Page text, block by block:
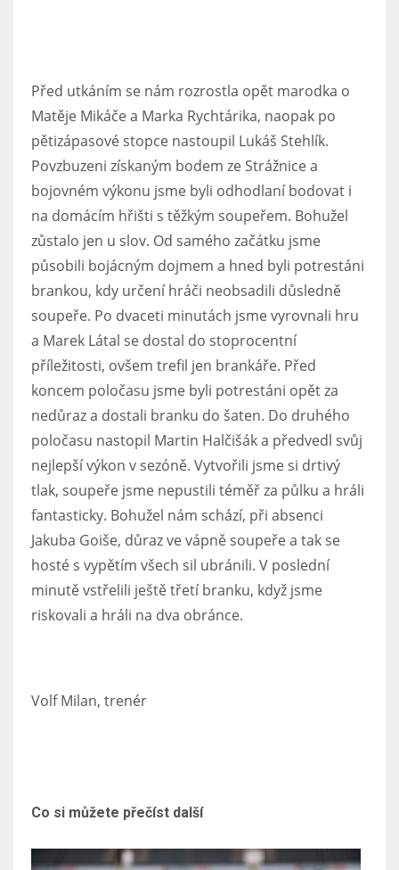
Před utkáním se nám rozrostla opět marodka o
Matěje Mikáče a Marka Rychtárika, naopak po
pětizápasové stopce nastoupil Lukáš Stehlík.
Povzbuzeni získaným bodem ze Strážnice a
bojovném výkonu jsme byli odhodlaní bodovat i
na domácím hřišti s těžkým soupeřem. Bohužel
zůstalo jen u slov. Od samého začátku jsme
působili bojácným dojmem a hned byli potrestáni
brankou, kdy určení hráči neobsadili důsledně
soupeře. Po dvaceti minutách jsme vyrovnali hru
a Marek Látal se dostal do stoprocentní
příležitosti, ovšem trefil jen brankáře. Před
koncem poločasu jsme byli potrestáni opět za
nedůraz a dostali branku do šaten. Do druhého
poločasu nastopil Martin Halčišák a předvedl svůj
nejlepší výkon v sezóně. Vytvořili jsme si drtivý
tlak, soupeře jsme nepustili téměř za půlku a hráli
fantasticky. Bohužel nám schází, při absenci
Jakuba Goiše, důraz ve vápně soupeře a tak se
hosté s vypětím všech sil ubránili. V poslední
minutě vstřelili ještě třetí branku, když jsme
riskovali a hráli na dva obránce.
Volf Milan, trenér
Co si můžete přečíst další